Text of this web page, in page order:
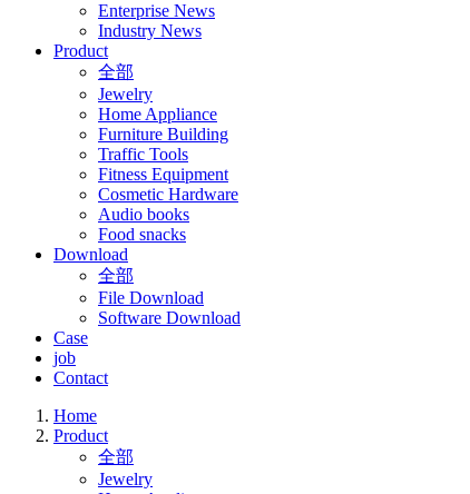
Enterprise News
Industry News
Product
全部
Jewelry
Home Appliance
Furniture Building
Traffic Tools
Fitness Equipment
Cosmetic Hardware
Audio books
Food snacks
Download
全部
File Download
Software Download
Case
job
Contact
Home
Product
全部
Jewelry